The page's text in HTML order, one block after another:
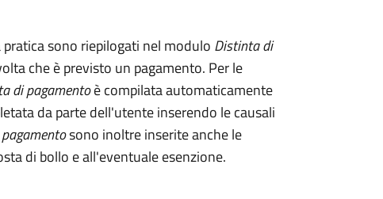
sono riepilogati nel modulo Distinta di
che è previsto un pagamento. Per le
di pagamentoè compilata automaticamente
da parte dell'utente inserendo le causali
sono inoltre inserite anche le
di bollo e all'eventuale esenzione.